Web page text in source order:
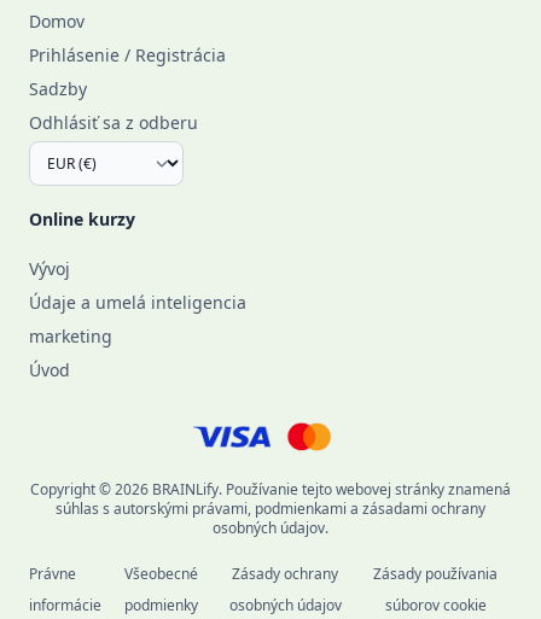
Domov
Prihlásenie / Registrácia
Sadzby
Odhlásiť sa z odberu
Online kurzy
Vývoj
Údaje a umelá inteligencia
marketing
Úvod
Copyright © 2026 BRAINLify. Používanie tejto webovej stránky znamená
súhlas s autorskými právami, podmienkami a zásadami ochrany
osobných údajov.
Právne
informácie
Všeobecné
podmienky
Zásady ochrany
osobných údajov
Zásady používania
súborov cookie